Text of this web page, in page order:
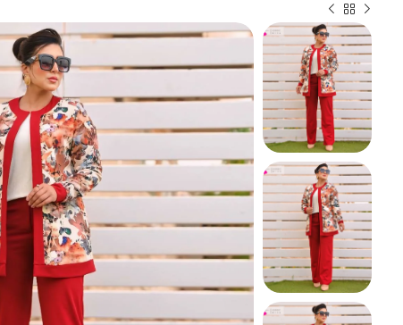
بيزك
جاكيت
شيميز
عبايه
فستان
كاردى